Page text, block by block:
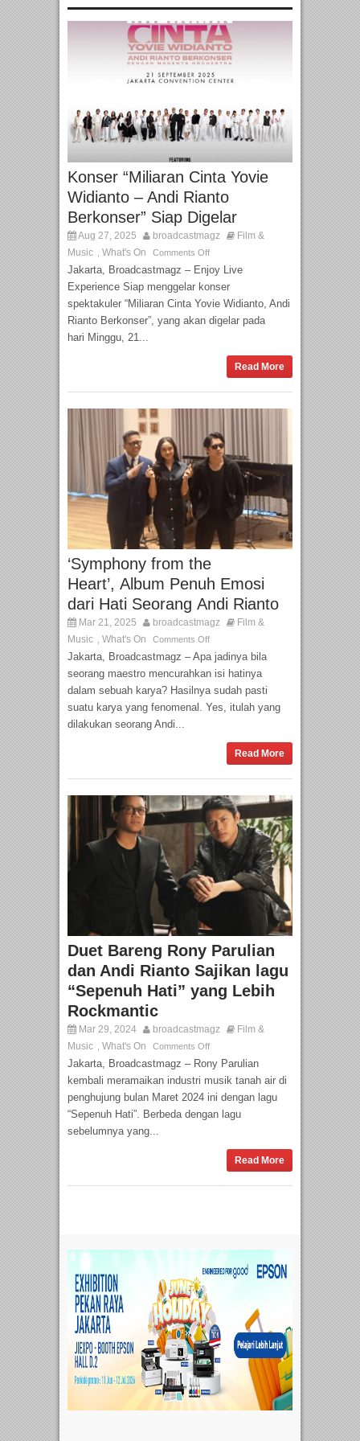
Konser “Miliaran Cinta Yovie
Widianto – Andi Rianto
Berkonser” Siap Digelar
Aug 27, 2025 broadcastmagz
Film &
Music
What's On Comments Off
Jakarta, Broadcastmagz – Enjoy Live
Experience Siap menggelar konser
spektakuler “Miliaran Cinta Yovie Widianto, Andi
Rianto Berkonser”, yang akan digelar pada
hari Minggu, 21...
Read More
‘Symphony from the
Heart’, Album Penuh Emosi
dari Hati Seorang Andi Rianto
Mar 21, 2025 broadcastmagz
Film &
Music
What's On Comments Off
Jakarta, Broadcastmagz – Apa jadinya bila
seorang maestro mencurahkan isi hatinya
dalam sebuah karya? Hasilnya sudah pasti
suatu karya yang fenomenal. Yes, itulah yang
dilakukan seorang Andi...
Read More
Duet Bareng Rony Parulian
dan Andi Rianto Sajikan lagu
“Sepenuh Hati” yang Lebih
Rockmantic
Mar 29, 2024 broadcastmagz
Film &
Music , What's On Comments Off
Jakarta, Broadcastmagz – Rony Parulian
kembali meramaikan industri musik tanah air di
penghujung bulan Maret 2024 ini dengan lagu
“Sepenuh Hati”. Berbeda dengan lagu
sebelumnya yang...
Read More